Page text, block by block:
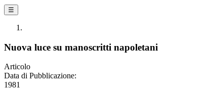
☰
Nuova luce su manoscritti napoletani
Articolo
Data di Pubblicazione:
1981